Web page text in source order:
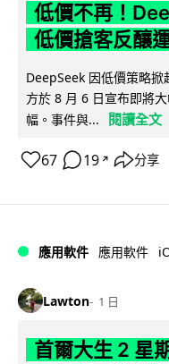
低價不再！
低價搶客反釀
DeepSeek 因低價策略
方於 8 月 6 日宣布即將
幅。事件與...
閱讀全文
67 19 ↗ 分享
應用軟件 應用軟件
Lawton 1 日
首爾大生 2 星